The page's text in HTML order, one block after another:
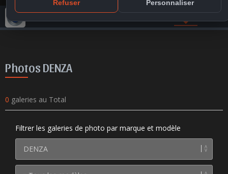
Refuser Personnaliser
GAMME DENZA COMPARER VIDEO PHOTO ACTU
Photos DENZA
0 galeries au Total
Filtrer les galeries de photo par marque et modèle